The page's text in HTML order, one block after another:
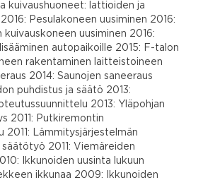
kuivaushuoneet: lattioiden ja
Pesulakoneen uusiminen 2016:
kuivauskoneen uusiminen 2016:
autopaikoille 2015: F-talon
rakentaminen laitteistoineen
2014: Saunojen saneeraus
puhdistus ja säätö 2013:
2013: Yläpohjan
2011: Putkiremontin
2011: Lämmitysjärjestelmän
2011: Viemäreiden
Ikkunoiden uusinta lukuun
ikkunaa 2009: Ikkunoiden